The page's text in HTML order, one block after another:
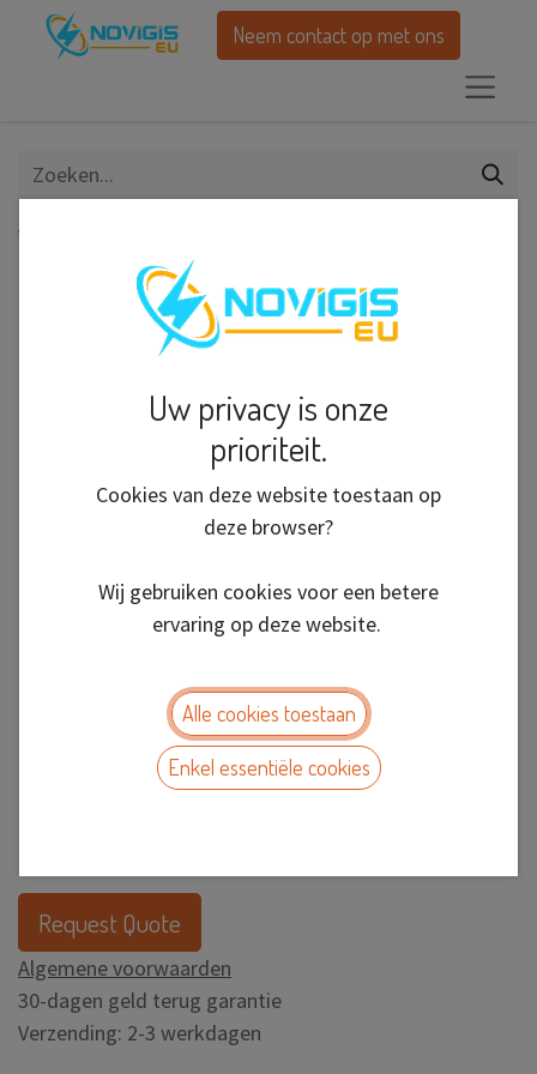
Neem contact op met ons
Alle producten
CP11RH WEED SKULLS
Request Quote
Algemene voorwaarden
30-dagen geld terug garantie
Verzending: 2-3 werkdagen
Uw privacy is onze
prioriteit.
Cookies van deze website toestaan op
deze browser?
Wij gebruiken cookies voor een betere
ervaring op deze website.
Alle cookies toestaan
Enkel essentiële cookies